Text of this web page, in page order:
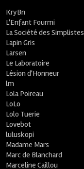
KryBn
L'Enfant Fourmi
La Société des Simplistes
Lapin Gris
Larsen
Le Laboratoire
Lésion d'Honneur
lm
Lola Poireau
LoLo
Lolo Tuerie
Lovebot
luluskopi
Madame Mars
Marc de Blanchard
Marceline Caillou